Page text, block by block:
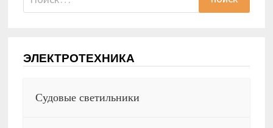
ЭЛЕКТРОТЕХНИКА
Судовые светильники